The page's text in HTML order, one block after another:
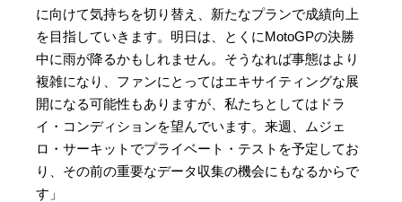
に向けて気持ちを切り替え、新たなプランで成績向上
を目指していきます。明日は、とくにMotoGPの決勝
中に雨が降るかもしれません。そうなれば事態はより
複雑になり、ファンにとってはエキサイティングな展
開になる可能性もありますが、私たちとしてはドラ
イ・コンディションを望んでいます。来週、ムジェ
ロ・サーキットでプライベート・テストを予定してお
り、その前の重要なデータ収集の機会にもなるからで
す」